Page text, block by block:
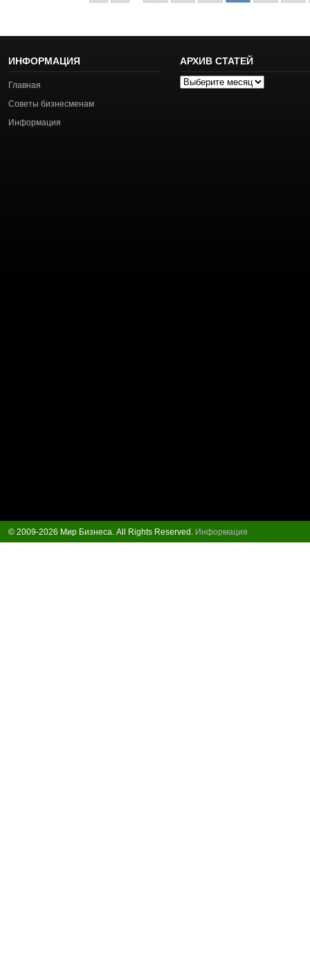
ИНФОРМАЦИЯ
Главная
Советы бизнесменам
Информация
АРХИВ СТАТЕЙ
Архив
© 2009-2026 Мир Бизнеса. All Rights Reserved. Информация